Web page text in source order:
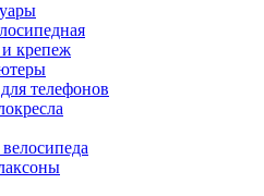
крепеж
телефонов